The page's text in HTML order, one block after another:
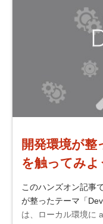
開発環境が整
を触ってみよ
このハンズオン記事
が整ったテーマ「
は、ローカル環境に